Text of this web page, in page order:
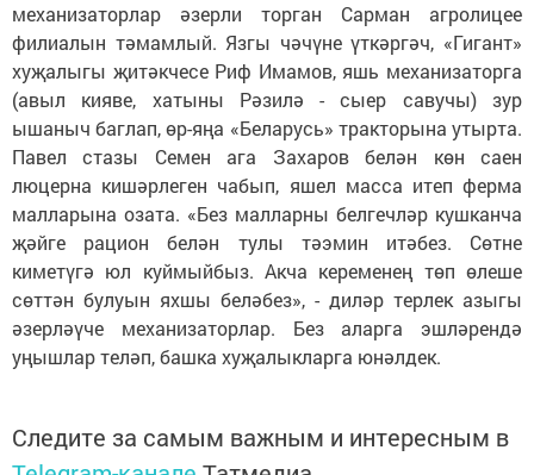
механизаторлар әзерли торган Сарман агролицее
филиалын тәмамлый. Язгы чәчүне үткәргәч, «Гигант»
хуҗалыгы җитәкчесе Риф Имамов, яшь механизаторга
(авыл кияве, хатыны Рәзилә - сыер савучы) зур
ышаныч баглап, өр-яңа «Беларусь» тракторына утырта.
Павел стазы Семен ага Захаров белән көн саен
люцерна кишәрлеген чабып, яшел масса итеп ферма
малларына озата. «Без малларны белгечләр кушканча
җәйге рацион белән тулы тәэмин итәбез. Сөтне
киметүгә юл куймыйбыз. Акча кеременең төп өлеше
сөттән булуын яхшы беләбез», - диләр терлек азыгы
әзерләүче механизаторлар. Без аларга эшләрендә
уңышлар теләп, башка хуҗалыкларга юнәлдек.
Следите за самым важным и интересным в